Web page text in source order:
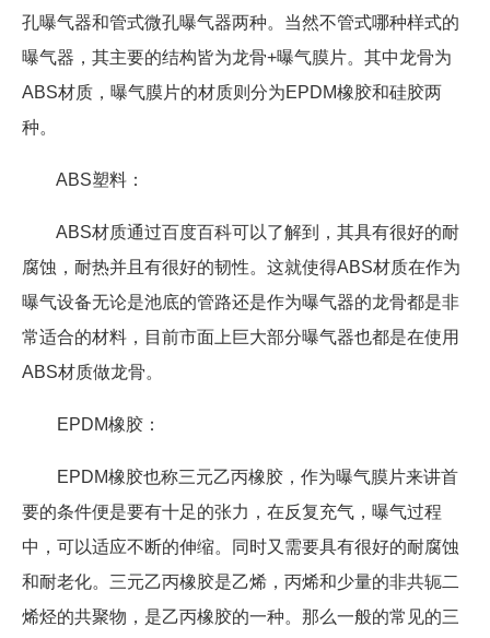
孔曝气器和管式微孔曝气器两种。当然不管式哪种样式的
曝气器，其主要的结构皆为龙骨+曝气膜片。其中龙骨为
ABS材质，曝气膜片的材质则分为EPDM橡胶和硅胶两
种。
ABS塑料：
ABS材质通过百度百科可以了解到，其具有很好的耐
腐蚀，耐热并且有很好的韧性。这就使得ABS材质在作为
曝气设备无论是池底的管路还是作为曝气器的龙骨都是非
常适合的材料，目前市面上巨大部分曝气器也都是在使用
ABS材质做龙骨。
EPDM橡胶：
EPDM橡胶也称三元乙丙橡胶，作为曝气膜片来讲首
要的条件便是要有十足的张力，在反复充气，曝气过程
中，可以适应不断的伸缩。同时又需要具有很好的耐腐蚀
和耐老化。三元乙丙橡胶是乙烯，丙烯和少量的非共轭二
烯烃的共聚物，是乙丙橡胶的一种。那么一般的常见的三